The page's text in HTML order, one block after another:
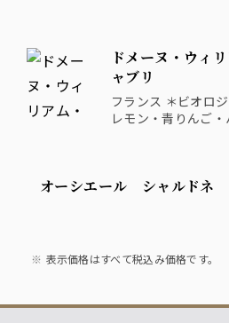
ドメーヌ・ウィリアム・フェーブル シ
ャブリ
フランス ＊ビオロ
レモン・青りんご
オーシエール シャルドネ
表示価格はすべて税込み価格です。